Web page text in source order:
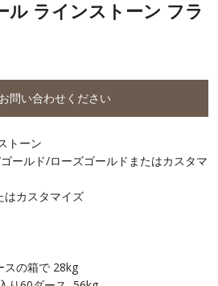
ル ラインストーン フラ
問い合わせください
トーン
ールド/ローズゴールドまたはカスタマ
はカスタマイズ
の箱で 28kg